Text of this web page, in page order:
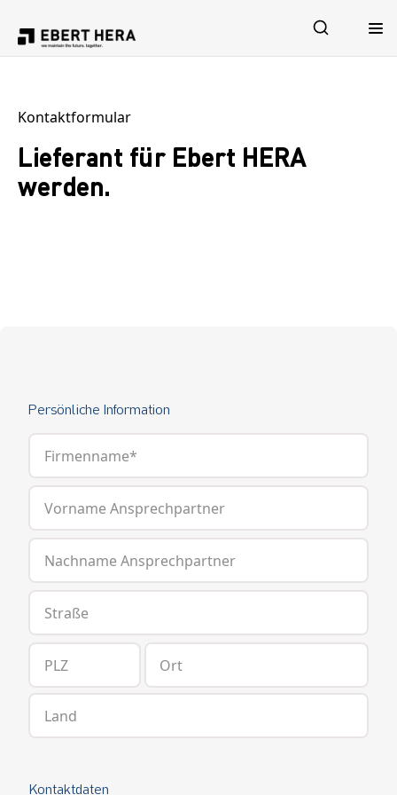
Leistungen
Sicherheit
Kontaktformular
Lieferant für Ebert HERA
werden.
Persönliche Information
Firmenname*
Vorname Ansprechpartner
Nachname Ansprechpartner
Straße
PLZ Ort
Land
Kontaktdaten